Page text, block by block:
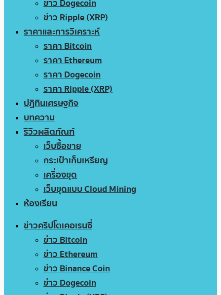
ข่าว Dogecoin
ข่าว Ripple (XRP)
ราคาและการวิเคราะห์
ราคา Bitcoin
ราคา Ethereum
ราคา Dogecoin
ราคา Ripple (XRP)
ปฏิทินเศรษฐกิจ
บทความ
รีวิวผลิตภัณฑ์
เว็บซื้อขาย
กระเป๋าเก็บเหรียญ
เครื่องขุด
เว็บขุดแบบ Cloud Mining
ห้องเรียน
ข่าวคริปโตเคอเรนซี่
ข่าว Bitcoin
ข่าว Ethereum
ข่าว Binance Coin
ข่าว Dogecoin